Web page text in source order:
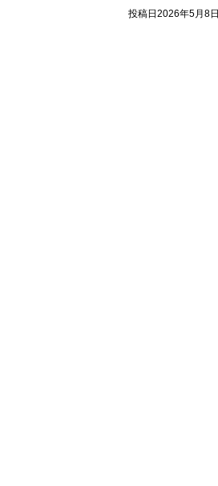
投稿日2026年5月8日